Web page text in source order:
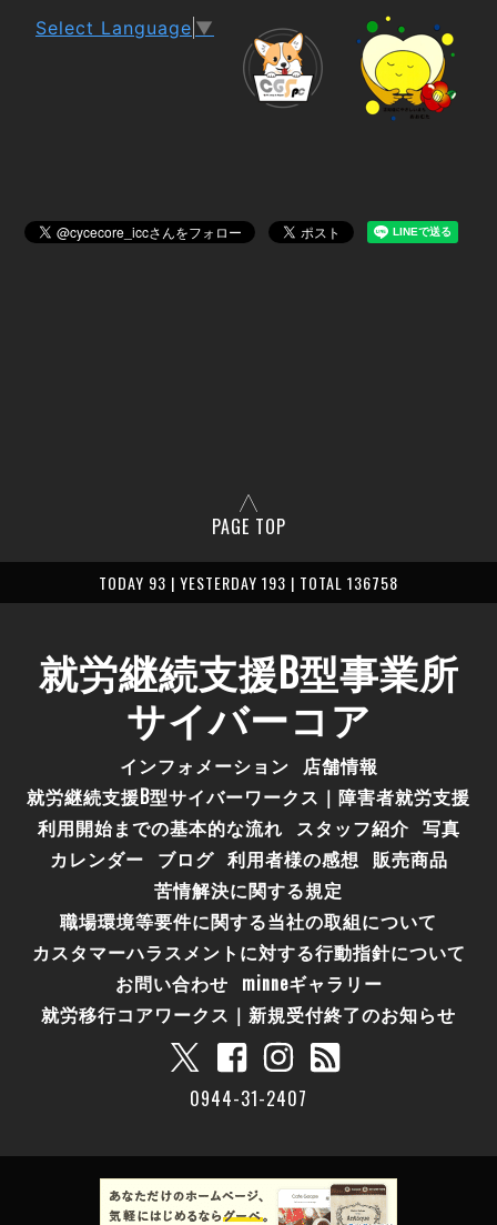
Select Language ▼
PAGE TOP
TODAY 93 | YESTERDAY 193 | TOTAL 136758
就労継続支援B型事業所
サイバーコア
インフォメーション 店舗情報
就労継続支援B型サイバーワークス｜障害者就労支援
利用開始までの基本的な流れ スタッフ紹介 写真
カレンダー ブログ 利用者様の感想 販売商品
苦情解決に関する規定
職場環境等要件に関する当社の取組について
カスタマーハラスメントに対する行動指針について
お問い合わせ minneギャラリー
就労移行コアワークス｜新規受付終了のお知らせ
0944-31-2407